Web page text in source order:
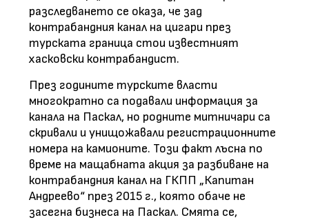
разследването се оказа, че зад
контрабандния канал на цигари през
турската граница стои известният
хасковски контрабандист.
През годините турските власти
многократно са подавали информация за
канала на Паскал, но родните митничари са
скривали и унищожавали регистрационните
номера на камионите. Този факт лъсна по
време на мащабната акция за разбиване на
контрабандния канал на ГКПП „Капитан
Андреево“ през 2015 г., която обаче не
засегна бизнеса на Паскал. Смята се,